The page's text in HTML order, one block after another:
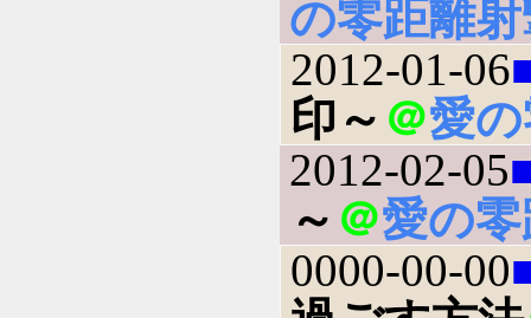
の零距離
2012-01-06
印～ ＠愛
2012-02-05
～ ＠愛の
0000-00-00